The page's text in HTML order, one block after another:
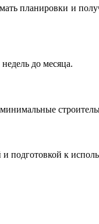
планировки и
до месяца.
подготовкой к